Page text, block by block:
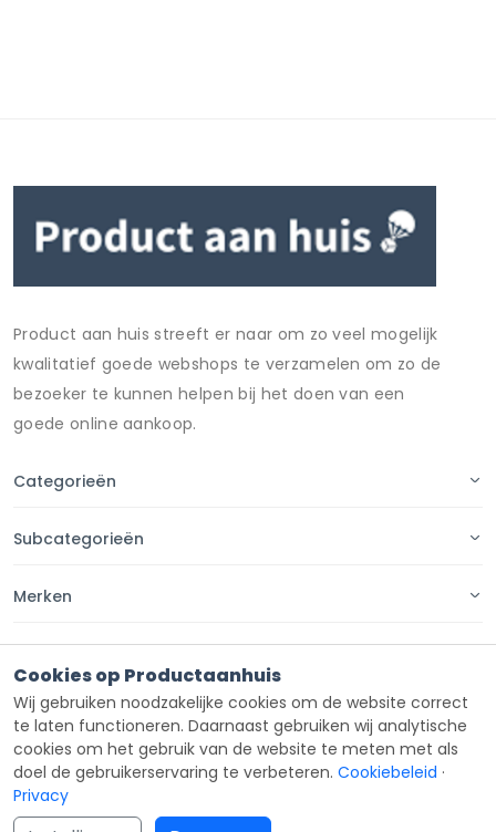
Product aan huis streeft er naar om zo veel mogelijk
kwalitatief goede webshops te verzamelen om zo de
bezoeker te kunnen helpen bij het doen van een
goede online aankoop.
Categorieën
Subcategorieën
Merken
Contact
Cookies op Productaanhuis
Wij gebruiken noodzakelijke cookies om de website correct
te laten functioneren. Daarnaast gebruiken wij analytische
cookies om het gebruik van de website te meten met als
doel de gebruikerservaring te verbeteren. Cookiebeleid ·
Privacy